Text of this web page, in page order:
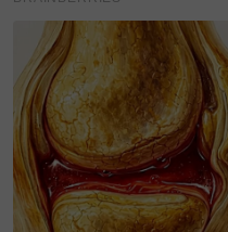
sinarplus
Isteri Hamil
HibSinar
Luqman Hafidz